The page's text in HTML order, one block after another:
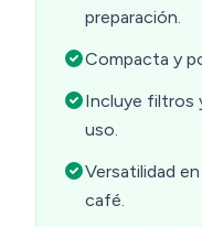
preparación.
Compacta y
Incluye filtros
uso.
Versatilidad
café.